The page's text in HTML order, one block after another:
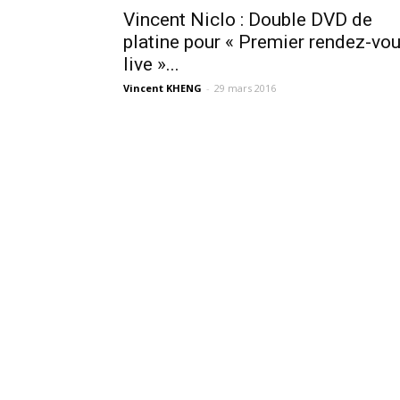
Vincent Niclo : Double DVD de
platine pour « Premier rendez-
live »...
Vincent KHENG - 29 mars 2016